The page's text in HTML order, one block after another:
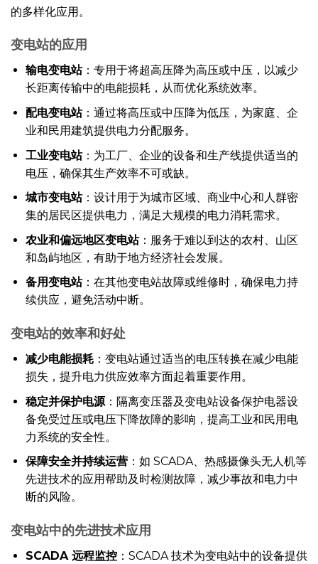
的多样化应用。
变电站的应用
输电变电站：专用于将超高压降为高压或中压，以减少
长距离传输中的电能损耗，从而优化系统效率。
配电变电站：通过将高压或中压降为低压，为家庭、企
业和民用建筑提供电力分配服务。
工业变电站：为工厂、企业的设备和生产线提供适当的
电压，确保其生产效率不可或缺。
城市变电站：设计用于为城市区域、商业中心和人群密
集的居民区提供电力，满足大规模的电力消耗需求。
农业和偏远地区变电站：服务于难以到达的农村、山区
和岛屿地区，有助于地方经济社会发展。
备用变电站：在其他变电站故障或维修时，确保电力持
续供应，避免活动中断。
变电站的效率和好处
减少电能损耗：变电站通过适当的电压转换在减少电能
损失，提升电力供应效率方面起着重要作用。
稳定并保护电源：隔离变压器及变电站设备保护电器设
备免受过压或电压下降故障的影响，提高工业和民用电
力系统的安全性。
保障安全并持续运营：如 SCADA、热感摄像头无人机等
先进技术的应用帮助及时检测故障，减少事故和电力中
断的风险。
变电站中的先进技术应用
SCADA 远程监控：SCADA 技术为变电站中的设备提供